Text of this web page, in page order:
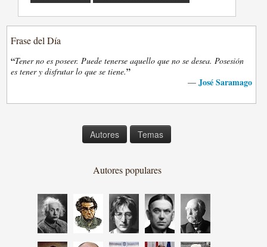
Frase del Día
“Tener no es poseer. Puede tenerse aquello que no se desea. Posesión
es tener y disfrutar lo que se tiene.”
— José Saramago
Autores Temas
Autores populares